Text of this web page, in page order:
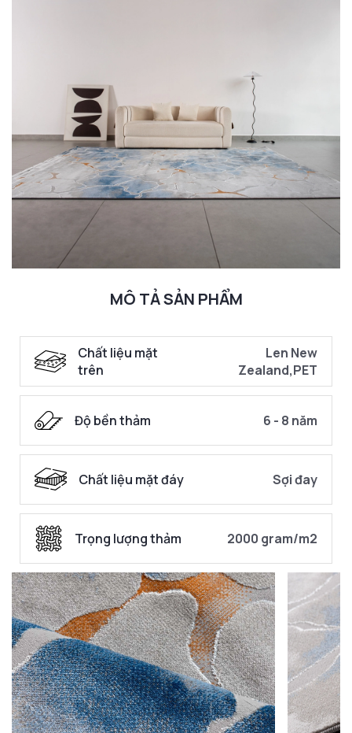
MÔ TẢ SẢN PHẨM
Chất liệu mặt
trên
Len New
Zealand,PET
Độ bền thảm 6 - 8 năm
Chất liệu mặt đáy Sợi đay
Trọng lượng thảm 2000 gram/m2